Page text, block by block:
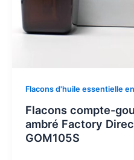
Flacons d'huile essentielle
Flacons compte-
ambré Factory
GOM105S